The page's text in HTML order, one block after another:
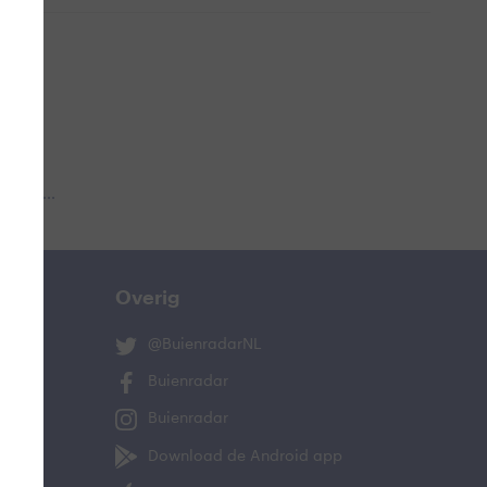
Overig
@BuienradarNL
Buienradar
Buienradar
Download de Android app